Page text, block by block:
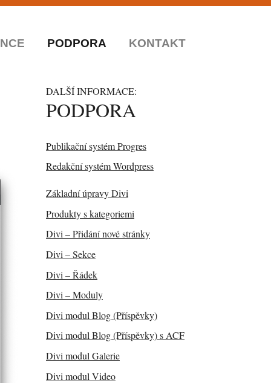
PODPORA KONTAKT
DALŠÍ INFORMACE:
PODPORA
Publikační systém Progres
Redakční systém Wordpress
Základní úpravy Divi
Produkty s kategoriemi
Divi – Přidání nové stránky
Divi – Sekce
Divi – Řádek
Divi – Moduly
Divi modul Blog (Příspěvky)
Divi modul Blog (Příspěvky) s ACF
Divi modul Galerie
Divi modul Video